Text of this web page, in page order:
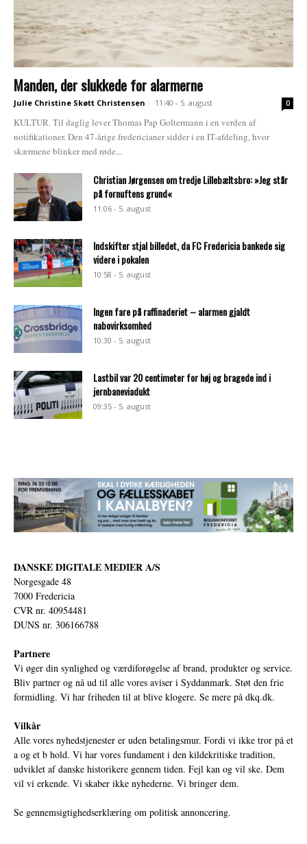
Manden, der slukkede for alarmerne
Julie Christine Skøtt Christensen - 11:40 - 5. august 0
KULTUR. Til daglig lever Thomas Pap Goltermann i en verden af
notifikationer. Den 47-årige fredericianer sidder i en IT-afdeling, hvor
skærmene blinker med røde...
Christian Jørgensen om tredje Lillebæltsbro: »Jeg står
på fornuftens grund«
11:06 - 5. august
Indskifter stjal billedet, da FC Fredericia bankede sig
videre i pokalen
10:58 - 5. august
Ingen fare på raffinaderiet – alarmen gjaldt
nabovirksomhed
10:30 - 5. august
Lastbil var 20 centimeter for høj og bragede ind i
jernbaneviadukt
09:35 - 5. august
DANSKE DIGITALE MEDIER A/S
Norgesgade 48
7000 Fredericia
CVR nr. 40954481
DUNS nr. 306166788
Partnere
Vi øger din synlighed og værdiforøgelse af brand, produkter og service.
Bliv partner og nå ud til alle vores aviser i Syddanmark. Støt den frie
formidling. Vi har friheden til at blive klogere. Se mere på dkq.dk.
Vilkår
Alle vores nyhedstjenester er uden betalingsmur. Fordi vi ikke tror på et
a og et b hold. Vi har vores fundament i den kildekritiske tradition,
udviklet af danske historikere gennem tiden. Fejl kan og vil ske. Dem
vil vi erkende. Vi skaber ikke nyhederne. Vi bringer dem.
Se gennemsigtighedserklæring om politisk annoncering.